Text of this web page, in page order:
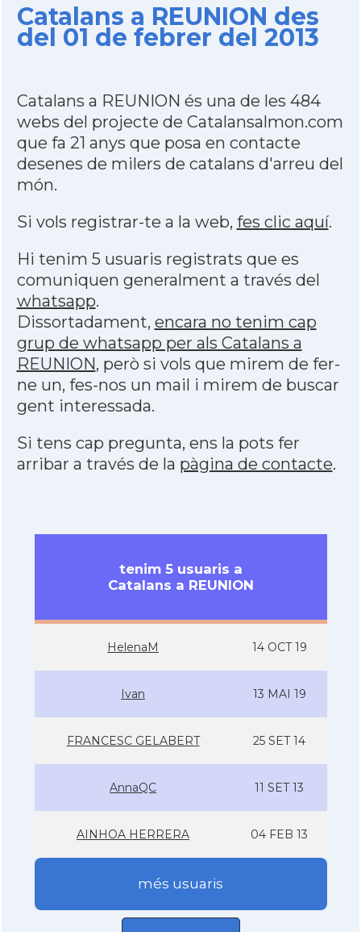
Catalans a REUNION des
del 01 de febrer del 2013
Catalans a REUNION és una de les 484
webs del projecte de Catalansalmon.com
que fa 21 anys que posa en contacte
desenes de milers de catalans d'arreu del
món.
Si vols registrar-te a la web, fes clic aquí.
Hi tenim 5 usuaris registrats que es
comuniquen generalment a través del
whatsapp.
Dissortadament, encara no tenim cap
grup de whatsapp per als Catalans a
REUNION, però si vols que mirem de fer-
ne un, fes-nos un mail i mirem de buscar
gent interessada.
Si tens cap pregunta, ens la pots fer
arribar a través de la pàgina de contacte.
tenim 5 usuaris a
Catalans a REUNION
HelenaM 14 OCT 19
Ivan 13 MAI 19
FRANCESC GELABERT 25 SET 14
AnnaQC 11 SET 13
AINHOA HERRERA 04 FEB 13
més usuaris